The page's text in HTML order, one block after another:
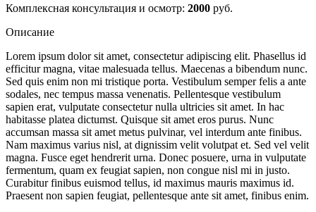
Комплексная консультация и осмотр: 2000 руб.
Описание
Lorem ipsum dolor sit amet, consectetur adipiscing elit. Phasellus id
efficitur magna, vitae malesuada tellus. Maecenas a bibendum nunc.
Sed quis enim non mi tristique porta. Vestibulum semper felis a ante
sodales, nec tempus massa venenatis. Pellentesque vestibulum
sapien erat, vulputate consectetur nulla ultricies sit amet. In hac
habitasse platea dictumst. Quisque sit amet eros purus. Nunc
accumsan massa sit amet metus pulvinar, vel interdum ante finibus.
Nam maximus varius nisl, at dignissim velit volutpat et. Sed vel velit
magna. Fusce eget hendrerit urna. Donec posuere, urna in vulputate
fermentum, quam ex feugiat sapien, non congue nisl mi in justo.
Curabitur finibus euismod tellus, id maximus mauris maximus id.
Praesent non sapien feugiat, pellentesque ante sit amet, finibus enim.